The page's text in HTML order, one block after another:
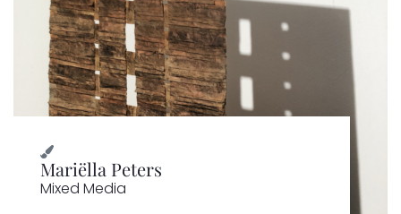
Mariëlla Peters
Mixed Media